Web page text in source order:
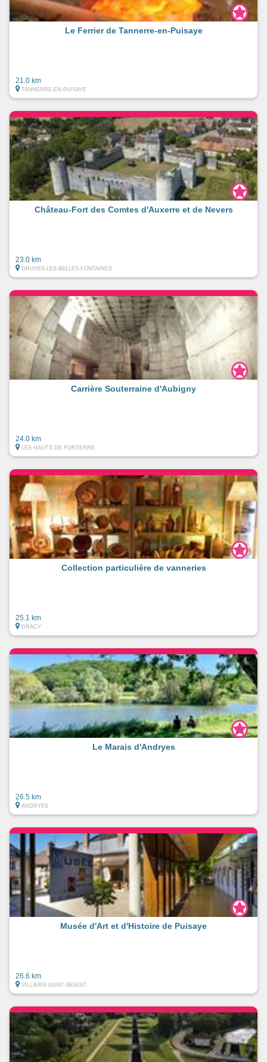
Le Ferrier de Tannerre-en-Puisaye
21.0 km
TANNERRE-EN-PUISAYE
Château-Fort des Comtes d'Auxerre et de Nevers
23.0 km
DRUYES-LES-BELLES-FONTAINES
Carrière Souterraine d'Aubigny
24.0 km
LES HAUTS DE FORTERRE
Collection particulière de vanneries
25.1 km
DRACY
Le Marais d'Andryes
26.5 km
ANDRYES
Musée d'Art et d'Histoire de Puisaye
26.6 km
VILLIERS-SAINT-BENOIT